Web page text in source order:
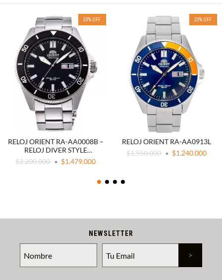
33% OFF
RELOJ ORIENT RA-AA0008B –
RELOJ DIVER STYLE
AUTOMÁTICO 43.6MM
NEGRO ACERO INOXIDABLE
$2.200.000 $1.479.000
20% OFF
RELOJ ORIENT RA-AA0913L
$1.550.000
$1.240.000
NEWSLETTER